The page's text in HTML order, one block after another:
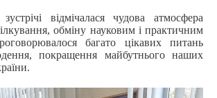
відмічалася чудова атмосфера
обміну науковим і практичним
багато цікавих питань
покращення майбутнього наших